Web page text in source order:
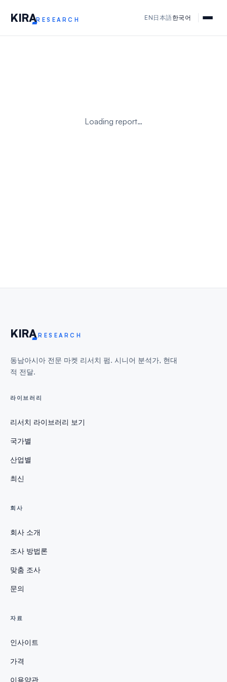
KIRARESEARCH EN 日本語한국어
Loading report…
KIRA RESEARCH
동남아시아 전문 마켓 리서치 펌. 시니어 분석가, 현대
적 전달.
라이브러리
리서치 라이브러리 보기
국가별
산업별
최신
회사
회사 소개
조사 방법론
맞춤 조사
문의
자료
인사이트
가격
이용약관